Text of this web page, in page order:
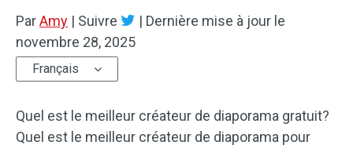
Texte/Élément visue
Effets vidéo
Rotation/retournement
ParAmy | Suivre | Dernière mise à jour le
novembre 28, 2025
Français
Quel est le meilleur créateur de diaporama gratuit?
Quel est le meilleur créateur de diaporama pour